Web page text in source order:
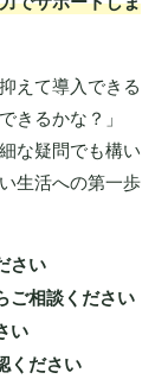
えて導入できる
きるかな？」
な疑問でも構い
生活への第一歩
さい
ご相談ください
い
ください